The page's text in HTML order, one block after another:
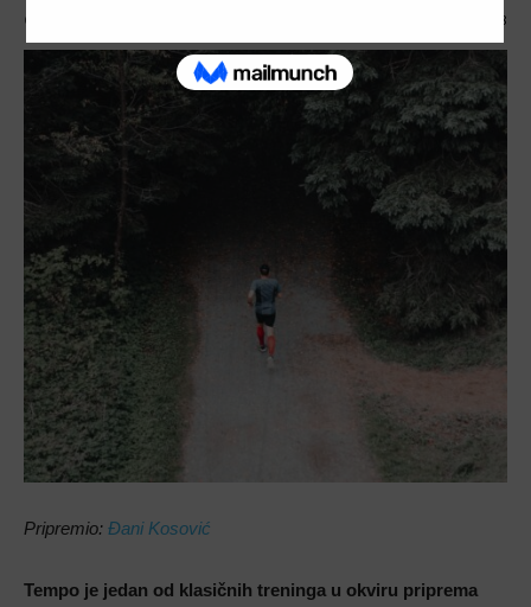
Objavio 2728
Pripremio: Đani Kosović
Tempo je jedan od klasičnih treninga u okviru priprema